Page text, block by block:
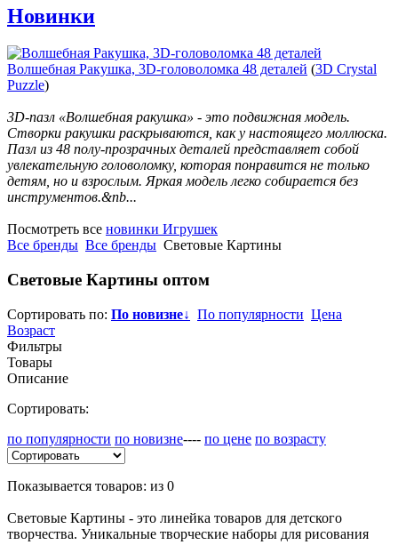
Новинки
Волшебная Ракушка, 3D-головоломка 48 деталей (3D Crystal
Puzzle)
3D-пазл «Волшебная ракушка» - это подвижная модель.
Створки ракушки раскрываются, как у настоящего моллюска.
Пазл из 48 полу-прозрачных деталей представляет собой
увлекательную головоломку, которая понравится не только
детям, но и взрослым. Яркая модель легко собирается без
инструментов.&nb...
Посмотреть все новинки Игрушек
Все бренды Все бренды Световые Картины
Световые Картины оптом
Сортировать по: По новизне↓ По популярности Цена
Возраст
Фильтры
Товары
Описание
Сортировать:
по популярности по новизне---- по цене по возрасту
Показывается товаров: из 0
Световые Картины - это линейка товаров для детского
творчества. Уникальные творческие наборы для рисования